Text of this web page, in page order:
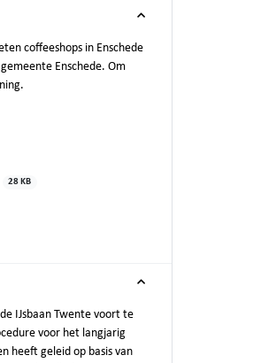
coffeeshops in Enschede
Enschede. Om
28 KB
IJsbaan Twente voort te
voor het langjarig
heeft geleid op basis van